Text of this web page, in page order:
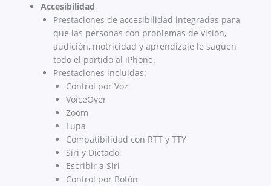
Accesibilidad
Prestaciones de accesibilidad integradas para
que las personas con problemas de visión,
audición, motricidad y aprendizaje le saquen
todo el partido al iPhone.
Prestaciones incluidas:
Control por Voz
VoiceOver
Zoom
Lupa
Compatibilidad con RTT y TTY
Siri y Dictado
Escribir a Siri
Control por Botón